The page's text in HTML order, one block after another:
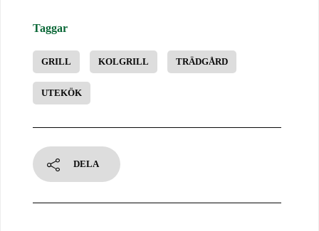
Taggar
GRILL KOLGRILL TRÄDGÅRD
UTEKÖK
DELA